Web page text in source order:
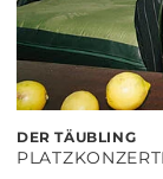
DER TÄUBLING